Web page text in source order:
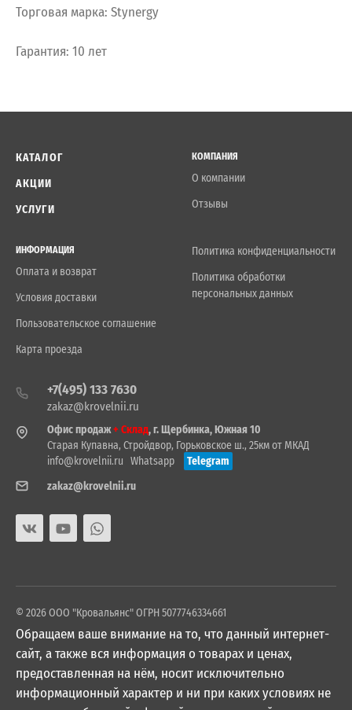
Торговая марка: Stynergy
Гарантия: 10 лет
КАТАЛОГ
АКЦИИ
УСЛУГИ
КОМПАНИЯ
О компании
Отзывы
ИНФОРМАЦИЯ
Оплата и возврат
Условия доставки
Пользовательское соглашение
Карта проезда
Политика конфиденциальности
Политика обработки
персональных данных
+7(495) 133 7630
zakaz@krovelnii.ru
Офис продаж+ Склад, г. Щербинка, Южная 10
Старая Купавна, Стройдвор, Горьковское ш., 25км от МКАД
info@krovelnii.ru Whatsapp
Telegram
zakaz@krovelnii.ru
© 2026 ООО "Кровальянс" ОГРН 5077746334661
Обращаем ваше внимание на то, что данный интернет-
сайт, а также вся информация о товарах и ценах,
предоставленная на нём, носит исключительно
информационный характер и ни при каких условиях не